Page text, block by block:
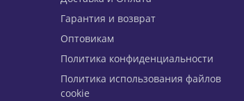
Гарантия и возврат
Оптовикам
Политика конфиденциальности
Политика использования файлов
cookie